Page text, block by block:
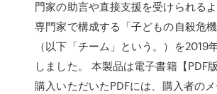
門家の助言や直接支援を受けられる
専門家で構成する「子どもの自殺危機
（以下「チーム」という。）を2019
しました。 本製品は電子書籍【PDF
購入いただいたPDFには、購入者の